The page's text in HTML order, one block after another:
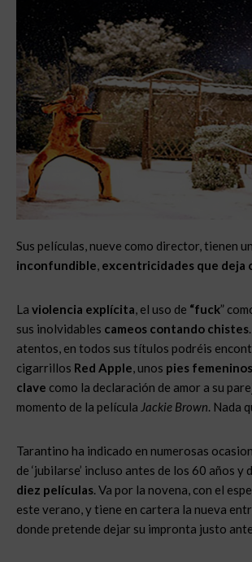
Sus películas, nueve como director, tienen un
inconfundible, excentricidades que deja
La violencia explícita, el uso de “fuck”
sus inolvidables cameos contando chistes
atentos, en todos sus títulos podréis
cigarrillos Red Apple, unos pies femeninos
clave como la declaración de amor a su
momento de la película Jackie Brown. Nada
Tarantino ha indicado en numerosas
de ‘jubilarse’ incluso antes de los 60 años y
diez películas. Va por la novena, con el
este verano, y tiene en cartera la nueva
donde pretende dejar su impronta justo